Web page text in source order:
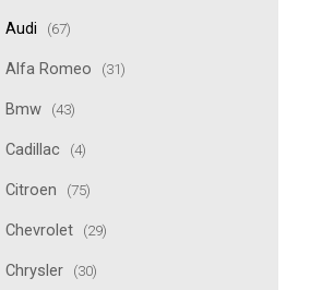
Audi (67)
Alfa Romeo (31)
Bmw (43)
Cadillac (4)
Citroen (75)
Chevrolet (29)
Chrysler (30)